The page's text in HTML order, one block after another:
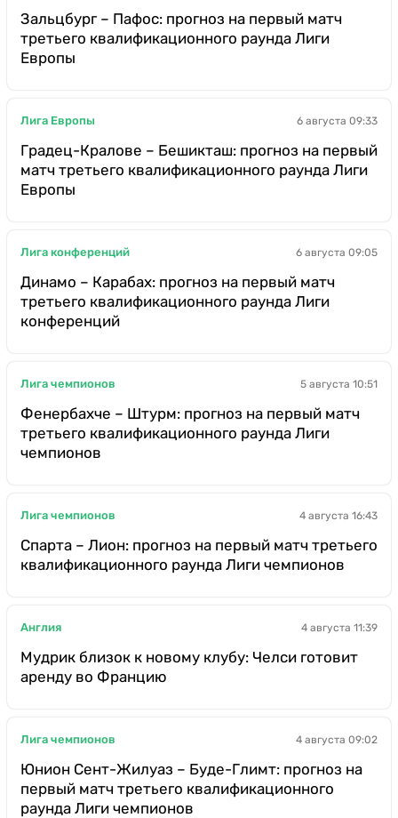
Зальцбург – Пафос: прогноз на первый матч
третьего квалификационного раунда Лиги
Европы
Лига Европы 6 августа 09:33
Градец-Кралове – Бешикташ: прогноз на первый
матч третьего квалификационного раунда Лиги
Европы
Лига конференций 6 августа 09:05
Динамо – Карабах: прогноз на первый матч
третьего квалификационного раунда Лиги
конференций
Лига чемпионов 5 августа 10:51
Фенербахче – Штурм: прогноз на первый матч
третьего квалификационного раунда Лиги
чемпионов
Лига чемпионов 4 августа 16:43
Спарта – Лион: прогноз на первый матч третьего
квалификационного раунда Лиги чемпионов
Англия 4 августа 11:39
Мудрик близок к новому клубу: Челси готовит
аренду во Францию
Лига чемпионов 4 августа 09:02
Юнион Сент-Жилуаз – Буде-Глимт: прогноз на
первый матч третьего квалификационного
раунда Лиги чемпионов